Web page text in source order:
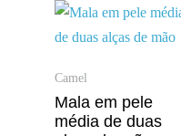
Camel
Mala em pele
média de duas